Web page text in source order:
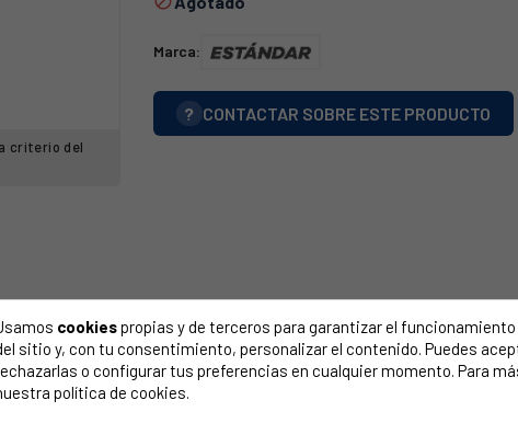
criterio del
Marca:
? CONTACTAR SOBRE ESTE PRODUCTO
cookiespropias y de terceros para garantizar el funcionamiento
sitio y, con tu consentimiento, personalizar el contenido. Puedes
o configurar tus preferencias en cualquier momento. Para
política de cookies.